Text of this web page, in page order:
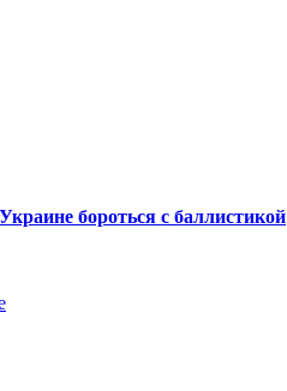
бороться с баллистикой